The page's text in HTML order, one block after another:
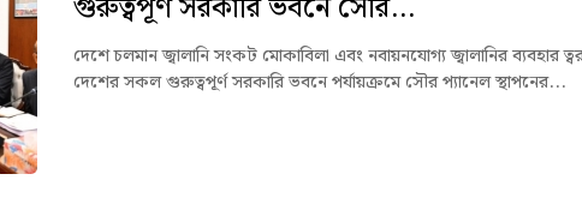
দেশে চলমান জ্বালানি সংকট মোকাবিলা এবং নবায়নযোগ্য জ্বালানির ব্যবহার
দেশের সকল গুরুত্বপূর্ণ সরকারি ভবনে পর্যায়ক্রমে সৌর প্যানেল স্থাপনের...